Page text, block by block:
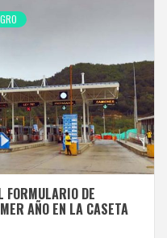
FORMULARIO DE
AÑO EN LA CASETA